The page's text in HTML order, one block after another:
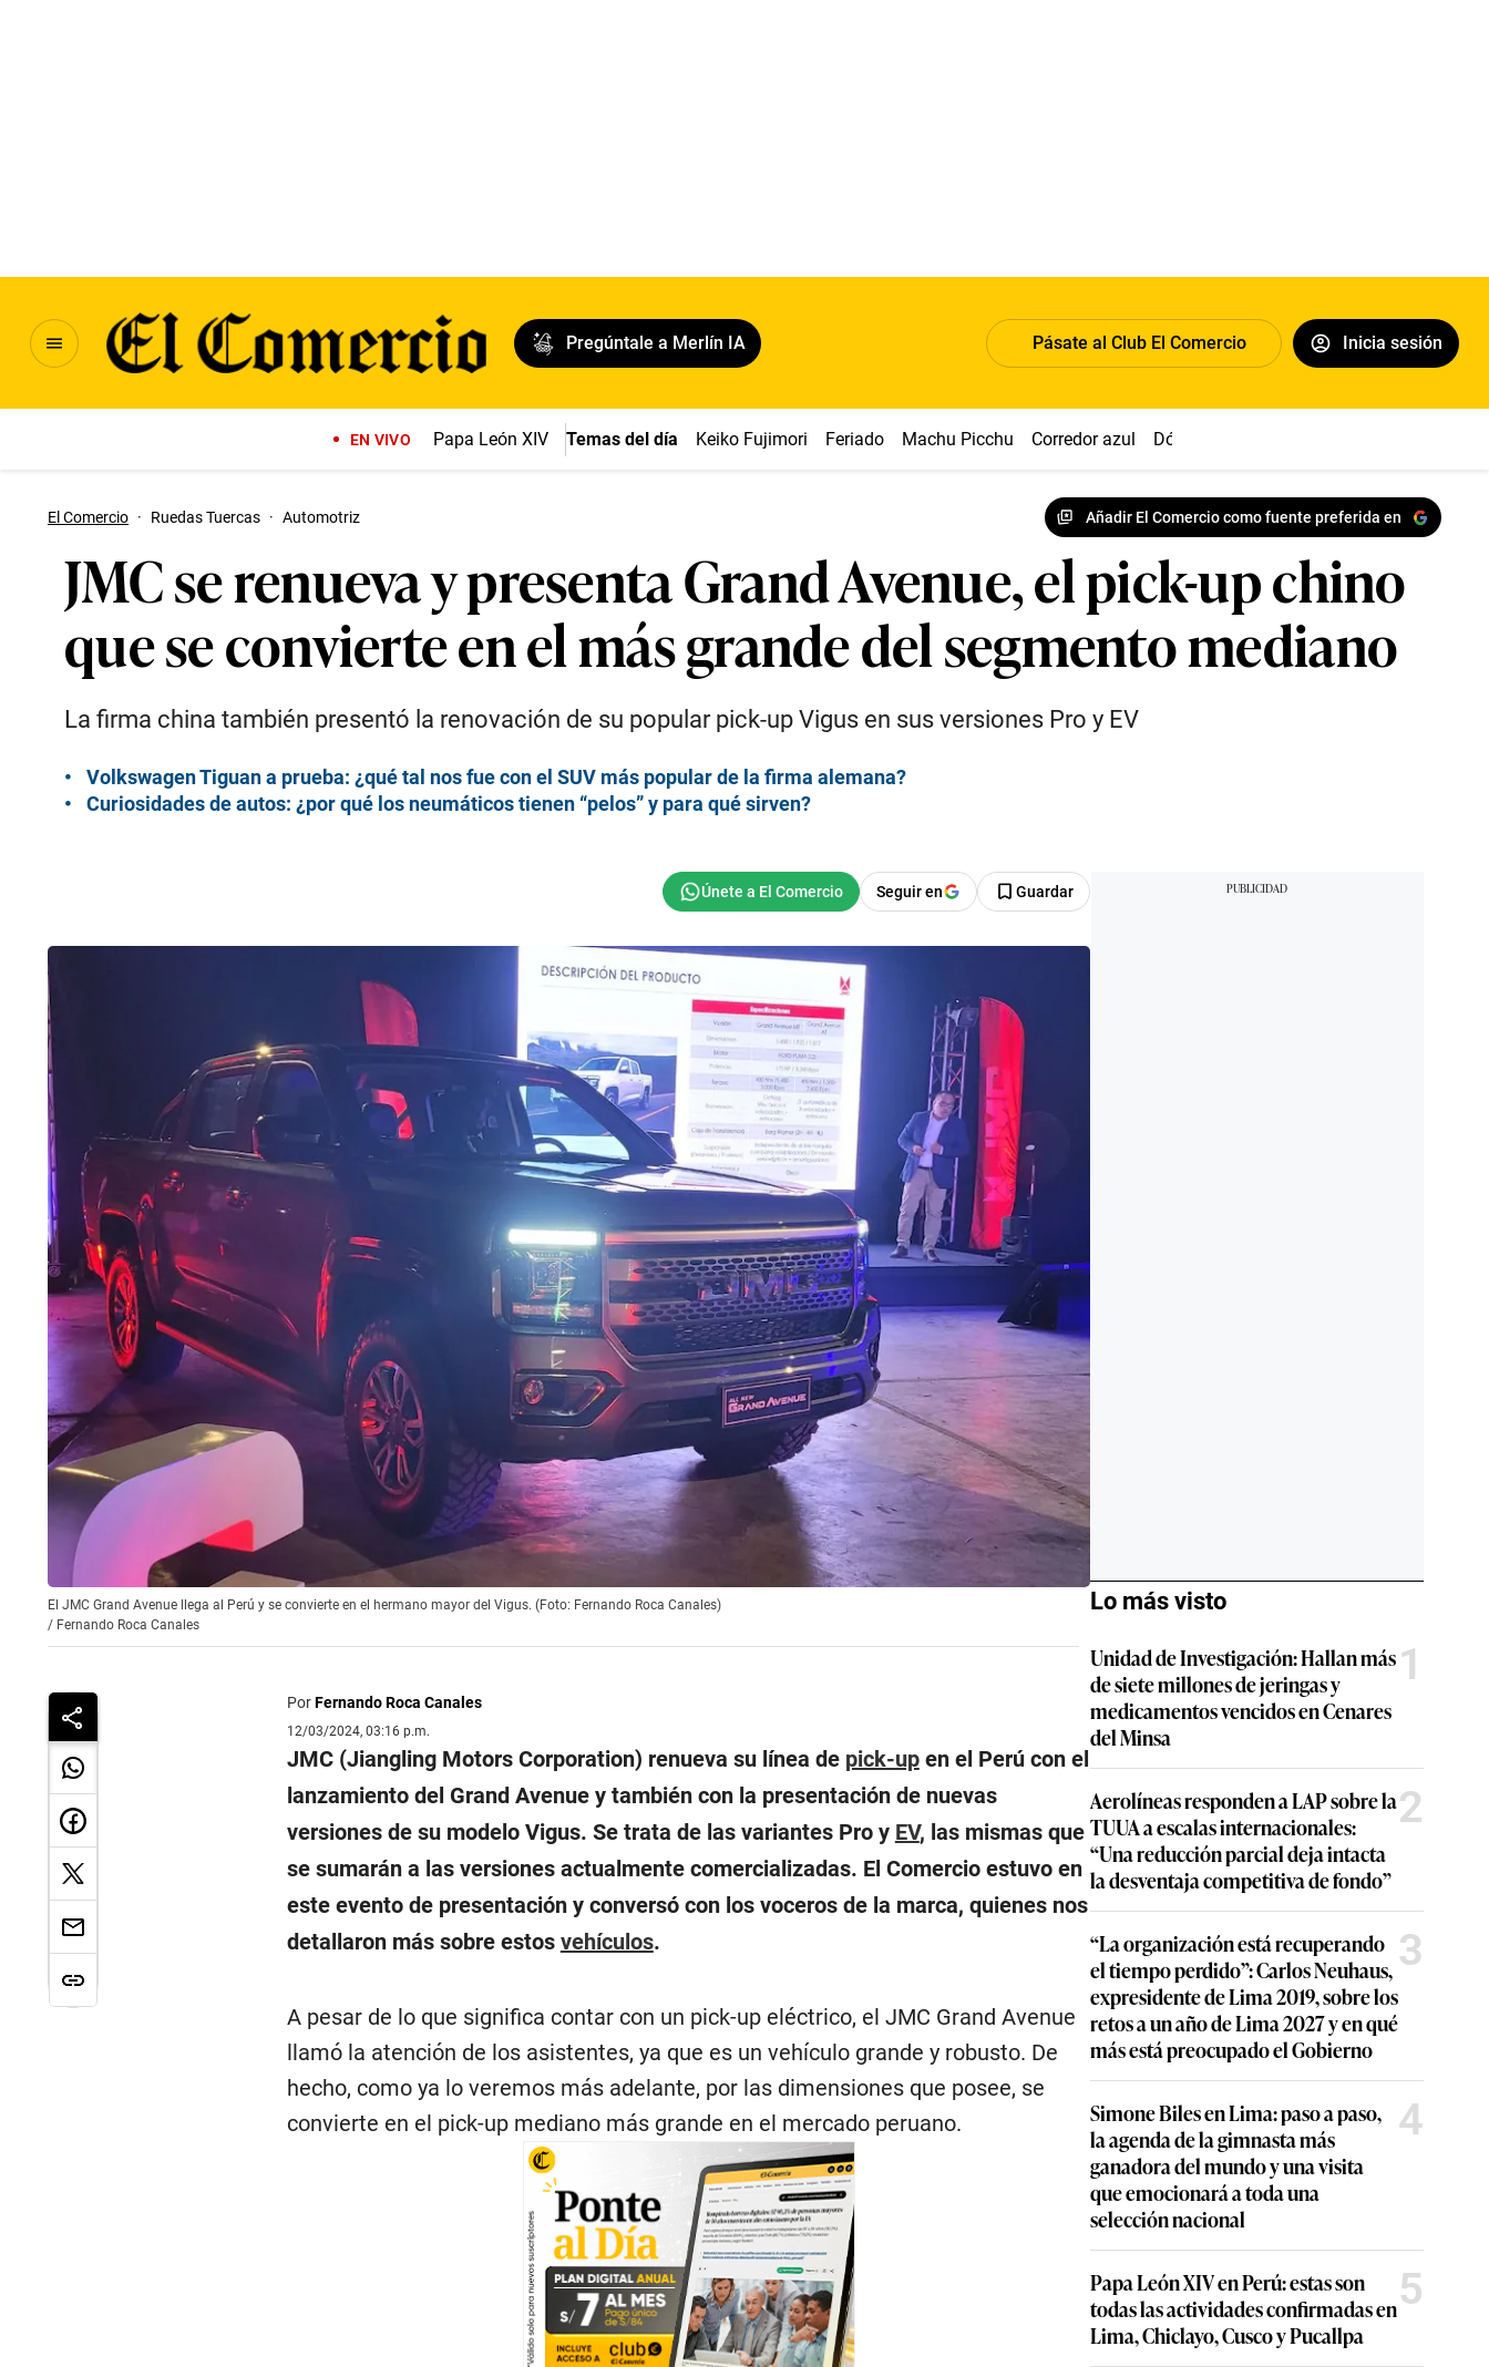
Pregúntale a Merlín IA Pásate al Club El Comercio Inicia sesión
EN VIVO Papa León XIV Temas del día Keiko Fujimori Feriado Machu Picchu Corredor azul Dólar
El Comercio · Ruedas Tuercas · Automotriz Añadir El Comercio como fuente preferida en
JMC se renueva y presenta Grand Avenue, el pick-up chino
que se convierte en el más grande del segmento mediano
La firma china también presentó la renovación de su popular pick-up Vigus en sus versiones Pro y EV
Volkswagen Tiguan a prueba: ¿qué tal nos fue con el SUV más popular de la firma alemana?
Curiosidades de autos: ¿por qué los neumáticos tienen “pelos” y para qué sirven?
Seguir en Guardar
El JMC Grand Avenue llega al Perú y se convierte en el hermano mayor del Vigus. (Foto: Fernando Roca Canales)
/ Fernando Roca Canales
PorFernando Roca Canales
12/03/2024, 03:16 p.m.
JMC (Jiangling Motors Corporation) renueva su línea de pick-upen el Perú con el
lanzamiento del Grand Avenue y también con la presentación de nuevas
versiones de su modelo Vigus. Se trata de las variantes Pro y EV, las mismas que
se sumarán a las versiones actualmente comercializadas. El Comercio estuvo en
este evento de presentación y conversó con los voceros de la marca, quienes nos
detallaron más sobre estos vehículos.
A pesar de lo que significa contar con un pick-up eléctrico, el JMC Grand Avenue
llamó la atención de los asistentes, ya que es un vehículo grande y robusto. De
hecho, como ya lo veremos más adelante, por las dimensiones que posee, se
convierte en el pick-up mediano más grande en el mercado peruano.
Lo más visto
Unidad de Investigación: Hallan más
de siete millones de jeringas y
medicamentos vencidos en Cenares
del Minsa
1
Aerolíneas responden a LAP sobre la
TUUA a escalas internacionales:
“Una reducción parcial deja intacta
la desventaja competitiva de fondo”
2
“La organización está recuperando
el tiempo perdido”: Carlos Neuhaus,
expresidente de Lima 2019, sobre los
retos a un año de Lima 2027 y en qué
más está preocupado el Gobierno
3
Simone Biles en Lima: paso a paso,
la agenda de la gimnasta más
ganadora del mundo y una visita
que emocionará a toda una
selección nacional
4
Papa León XIV en Perú: estas son
todas las actividades confirmadas en
Lima, Chiclayo, Cusco y Pucallpa
5